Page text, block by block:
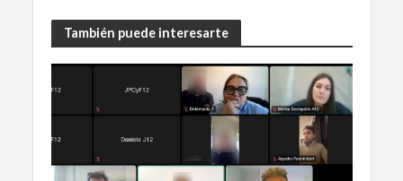
También puede interesarte